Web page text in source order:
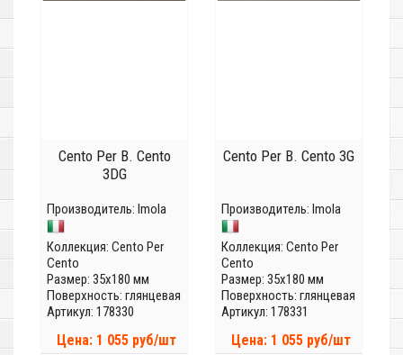
Cento Per B. Cento
3DG
Производитель: Imola
Коллекция: Cento Per
Cento
Размер: 35x180 мм
Поверхность: глянцевая
Артикул: 178330
Цена: 1 055 руб/шт
Cento Per B. Cento 3G
Производитель: Imola
Коллекция: Cento Per
Cento
Размер: 35x180 мм
Поверхность: глянцевая
Артикул: 178331
Цена: 1 055 руб/шт